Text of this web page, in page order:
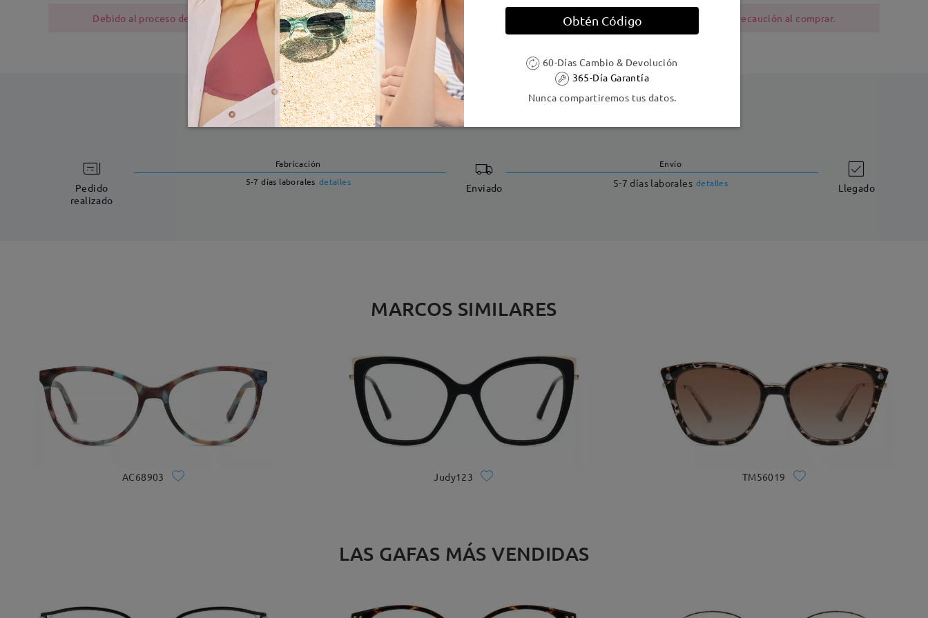
Debido al proceso de fabricación, las monturas metálicas contienen níquel. Los clientes con antecedentes de alergia al níquel deben tener precaución al comprar.
DELIVERY
Pedido
realizado
Fabricación
5-7 días laborales detalles Enviado
Envío
5-7 días laborales detalles Llegado
MARCOS SIMILARES
AC68903 Judy123 TM56019
LAS GAFAS MÁS VENDIDAS
Obtén Código
60-Días Cambio & Devolución
365-Día Garantía
Nunca compartiremos tus datos.